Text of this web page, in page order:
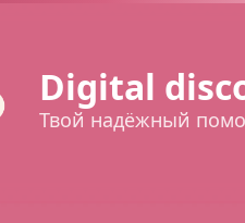
Digital
Твой надёжный